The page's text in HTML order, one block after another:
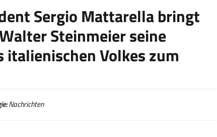
Sergio Mattarella bringt
Steinmeier seine
Volkes zum
Nachrichten